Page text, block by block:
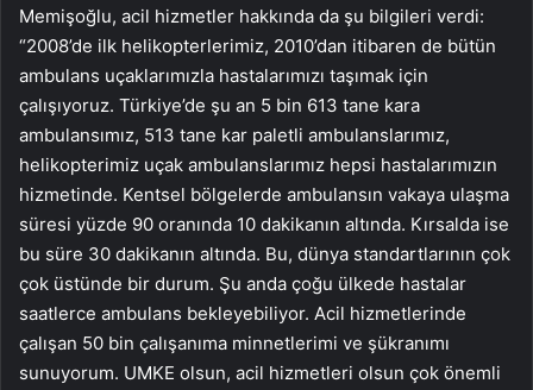
Memişoğlu, acil hizmetler hakkında da şu bilgileri verdi:
“2008’de ilk helikopterlerimiz, 2010’dan itibaren de bütün
ambulans uçaklarımızla hastalarımızı taşımak için
çalışıyoruz. Türkiye’de şu an 5 bin 613 tane kara
ambulansımız, 513 tane kar paletli ambulanslarımız,
helikopterimiz uçak ambulanslarımız hepsi hastalarımızın
hizmetinde. Kentsel bölgelerde ambulansın vakaya ulaşma
süresi yüzde 90 oranında 10 dakikanın altında. Kırsalda ise
bu süre 30 dakikanın altında. Bu, dünya standartlarının çok
çok üstünde bir durum. Şu anda çoğu ülkede hastalar
saatlerce ambulans bekleyebiliyor. Acil hizmetlerinde
çalışan 50 bin çalışanıma minnetlerimi ve şükranımı
sunuyorum. UMKE olsun, acil hizmetleri olsun çok önemli